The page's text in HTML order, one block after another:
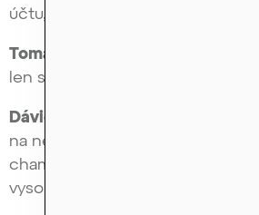
účtu, aby som vám to vedel
Tomáš Urban:
len skopírovaná do kryptosveta.
Dávid Krajcár:
na nejakej dôverčivosti a troška
chamtivosti tých ľudí, pretože
vysoké zisky?